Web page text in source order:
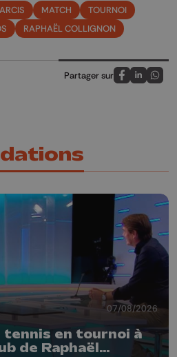
MATCH
TOURNOI
RAPHAËL COLLIGNON
Partager sur
Partagez sur
Partagez
07/08/2026
en tournoi à
de Raphaël